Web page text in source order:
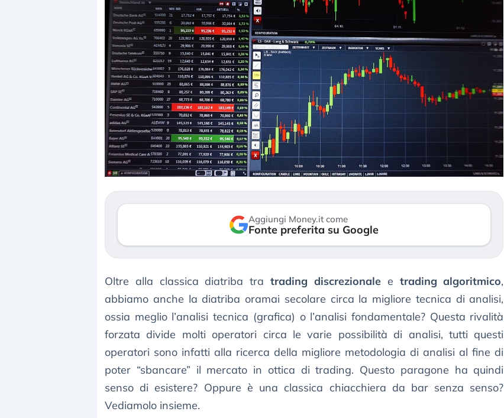
Aggiungi Money.it come
Fonte preferita su Google
Oltre alla classica diatriba tratrading discrezionalee trading algoritmico,
abbiamo anche la diatriba oramai secolare circa la migliore tecnica di analisi,
ossia meglio l’analisi tecnica (grafica) o l’analisi fondamentale? Questa rivalità
forzata divide molti operatori circa le varie possibilità di analisi, tutti questi
operatori sono infatti alla ricerca della migliore metodologia di analisi al fine di
poter “sbancare” il mercato in ottica di trading. Questo paragone ha quindi
senso di esistere? Oppure è una classica chiacchiera da bar senza senso?
Vediamolo insieme.
Dalle valutazioni estreme alla
repricing degli asset?
Gli investitori stanno finalmente
mostrando segni di stanchezza
«La mia vita è rovinata». Investitori
della bolla AI
Il crollo della bolla AI travolge il
Kospi, mentre gli investitori retail (…)